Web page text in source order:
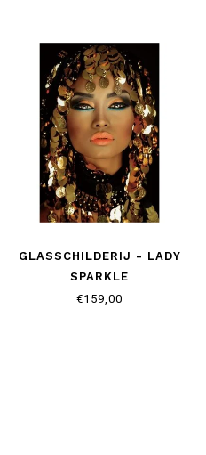
GLASSCHILDERIJ - LADY
SPARKLE
€159,00